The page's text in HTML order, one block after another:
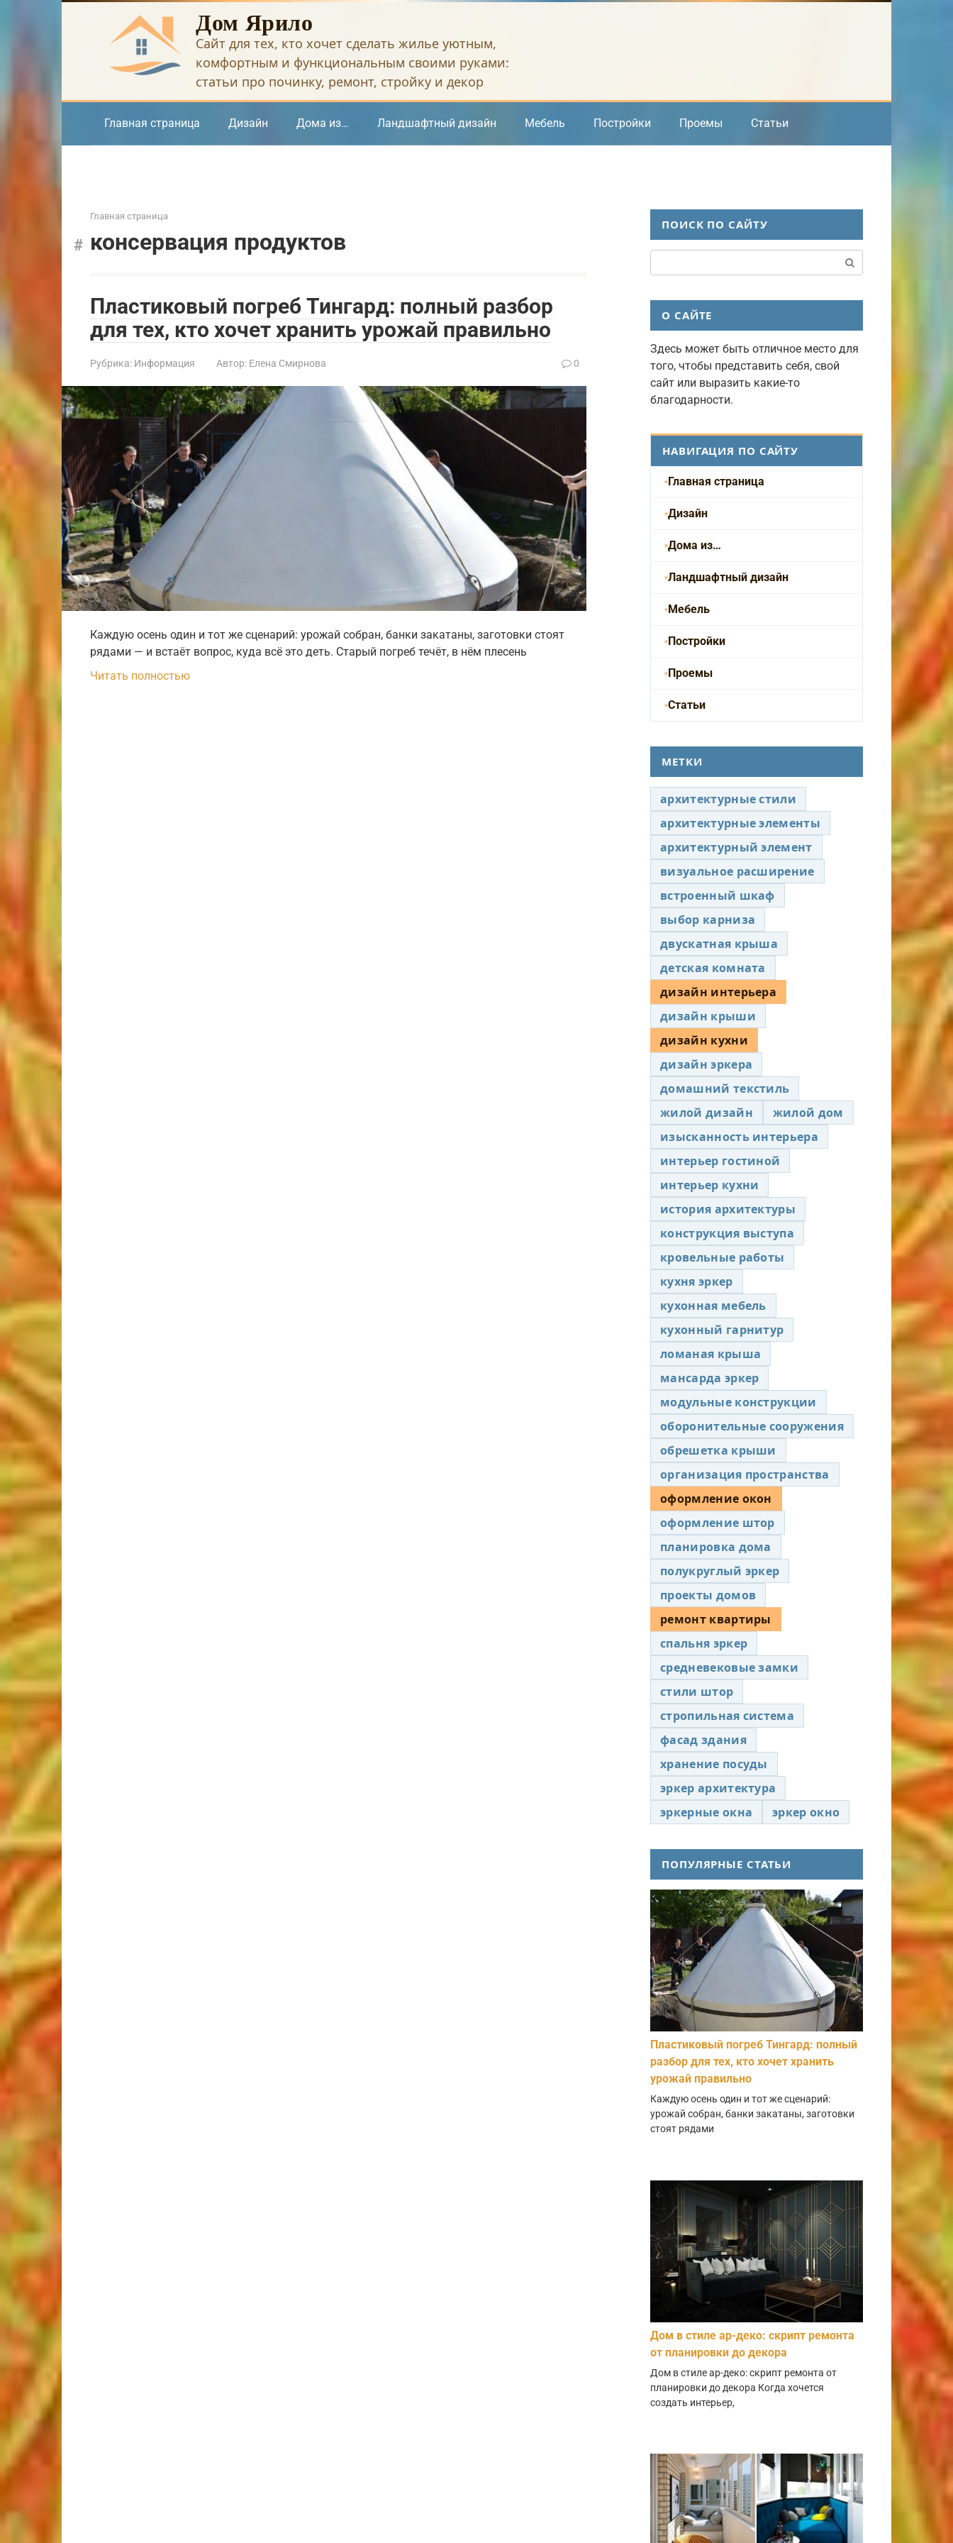
Дом Ярило
Сайт для тех, кто хочет сделать жилье уютным,
комфортным и функциональным своими руками:
статьи про починку, ремонт, стройку и декор
Главная страница Дизайн Дома из… Ландшафтный дизайн Мебель Постройки Проемы Статьи
Главная страница
консервация продуктов
Пластиковый погреб Тингард: полный разбор
для тех, кто хочет хранить урожай правильно
Рубрика: Информация Автор: Елена Смирнова 0
Каждую осень один и тот же сценарий: урожай собран, банки закатаны, заготовки стоят
рядами — и встаёт вопрос, куда всё это деть. Старый погреб течёт, в нём плесень
Читать полностью
ПОИСК ПО САЙТУ
О САЙТЕ
Здесь может быть отличное место для
того, чтобы представить себя, свой
сайт или выразить какие-то
благодарности.
НАВИГАЦИЯ ПО САЙТУ
Главная страница
Дизайн
Дома из…
Ландшафтный дизайн
Мебель
Постройки
Проемы
Статьи
МЕТКИ
архитектурные стили
архитектурные элементы
архитектурный элемент
визуальное расширение
встроенный шкаф
выбор карниза
двускатная крыша
детская комната
дизайн интерьера
дизайн крыши
дизайн кухни
дизайн эркера
домашний текстиль
жилой дизайн
жилой дом
изысканность интерьера
интерьер гостиной
интерьер кухни
история архитектуры
конструкция выступа
кровельные работы
кухня эркер
кухонная мебель
кухонный гарнитур
ломаная крыша
мансарда эркер
модульные конструкции
оборонительные сооружения
обрешетка крыши
организация пространства
оформление окон
оформление штор
планировка дома
полукруглый эркер
проекты домов
ремонт квартиры
спальня эркер
средневековые замки
стили штор
стропильная система
фасад здания
хранение посуды
эркер архитектура
эркерные окна
эркер окно
ПОПУЛЯРНЫЕ СТАТЬИ
Пластиковый погреб Тингард: полный
разбор для тех, кто хочет хранить
урожай правильно
Каждую осень один и тот же сценарий:
урожай собран, банки закатаны, заготовки
стоят рядами
Дом в стиле ар-деко: скрипт ремонта
от планировки до декора
Дом в стиле ар-деко: скрипт ремонта от
планировки до декора Когда хочется
создать интерьер,